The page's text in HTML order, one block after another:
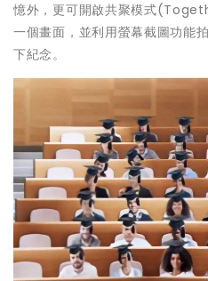
憶外，更可開啟共聚模式
一個畫面，並利用螢幕截圖功能
下紀念。